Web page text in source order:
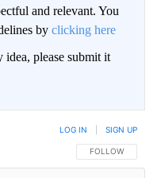
and relevant. You
by clicking here
please submit it
FOLLOW THIS
FOLLOW
LOG IN SIGN UP